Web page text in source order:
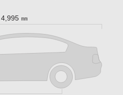
4,995 ㎜